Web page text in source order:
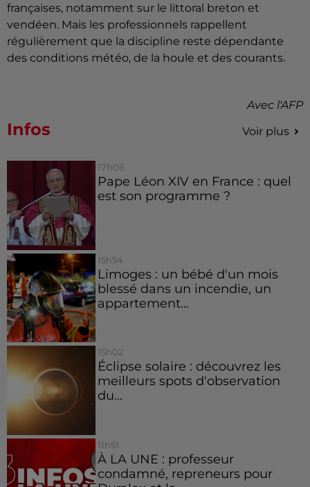
françaises, notamment sur le littoral breton et
vendéen. Mais les professionnels rappellent
régulièrement que la discipline reste dépendante
des conditions météo, de la houle et des courants.
Avec l'AFP
Infos Voir plus
17h06
Pape Léon XIV en France : quel
est son programme ?
15h54
Limoges : un bébé d'un mois
blessé dans un incendie, un
appartement...
15h02
Éclipse solaire : découvrez les
meilleurs spots d'observation
du...
11h51
À LA UNE : professeur
condamné, repreneurs pour